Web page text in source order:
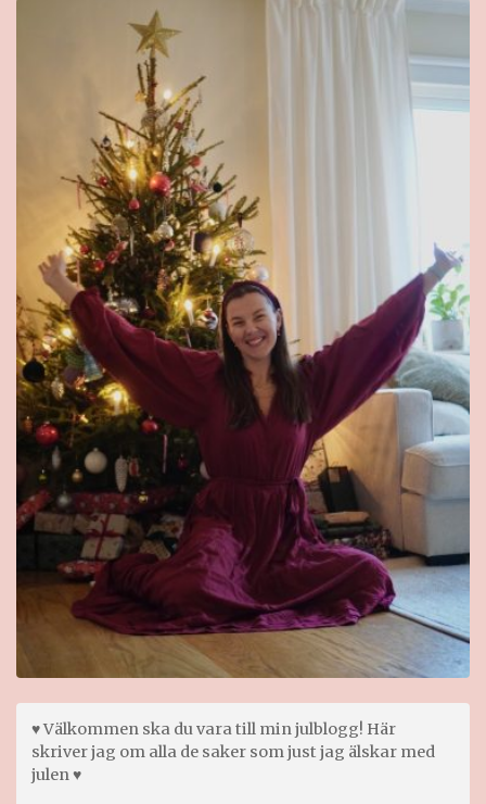
♥ Välkommen ska du vara till min julblogg! Här
skriver jag om alla de saker som just jag älskar med
julen ♥